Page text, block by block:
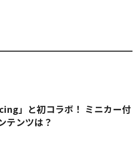
」と初コラボ！ ミニカー付
テンツは？